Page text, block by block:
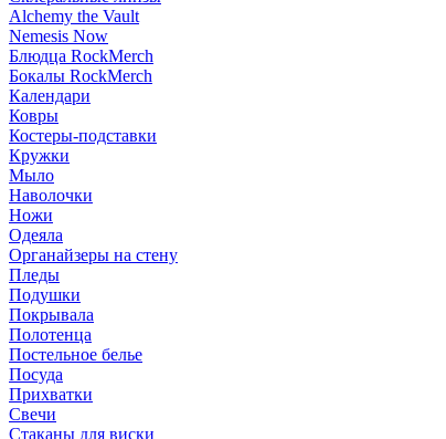
Alchemy the Vault
Nemesis Now
Блюдца RockMerch
Бокалы RockMerch
Календари
Ковры
Костеры-подставки
Кружки
Мыло
Наволочки
Ножи
Одеяла
Органайзеры на стену
Пледы
Подушки
Покрывала
Полотенца
Постельное белье
Посуда
Прихватки
Свечи
Стаканы для виски